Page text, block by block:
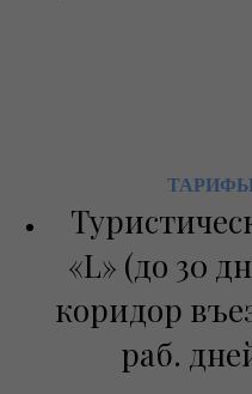
«L» (до 30
коридор
раб.